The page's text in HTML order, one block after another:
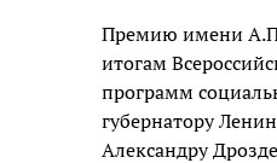
Премию имени
итогам
программ
губернатору
Александру